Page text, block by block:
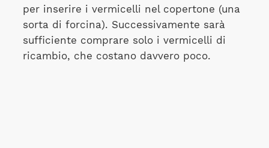
per inserire i vermicelli nel copertone (una
sorta di forcina). Successivamente sarà
sufficiente comprare solo i vermicelli di
ricambio, che costano davvero poco.